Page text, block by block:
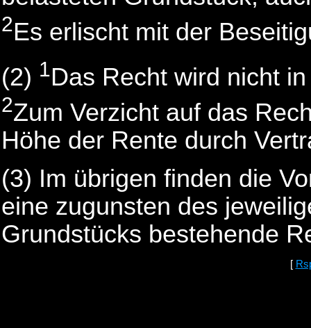
2Es erlischt mit der
(2) 1Das Recht wird nicht
2Zum Verzicht auf das
Höhe der Rente durch
(3) Im übrigen finden die
eine zugunsten des
Grundstücks bestehende
[